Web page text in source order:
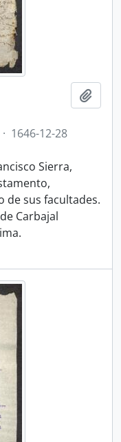
· 1646-12-28
Sierra,
de sus facultades.
Carbajal